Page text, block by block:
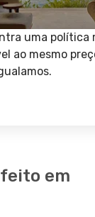
uma política
ao mesmo
em